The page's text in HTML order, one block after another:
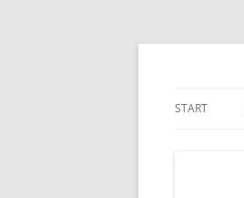
Zum
START